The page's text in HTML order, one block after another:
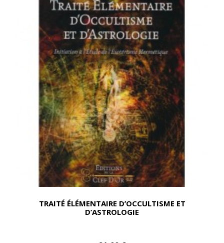
TRAITÉ ÉLÉMENTAIRE D’OCCULTISME ET
D’ASTROLOGIE